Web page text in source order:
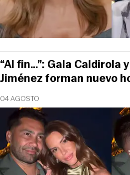
04 AGOSTO
“Al fin…”: Gala Caldirola
Jiménez forman nuevo